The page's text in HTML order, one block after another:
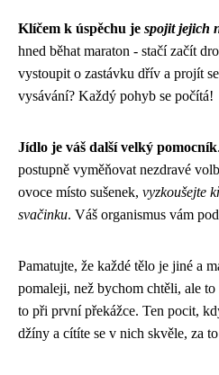
Klíčem k úspěchu je spojit jejich
hned běhat maraton - stačí začít
vystoupit o zastávku dřív a projít
vysávání? Každý pohyb se počítá!
Jídlo je váš další velký pomocník
postupně vyměňovat nezdravé
ovoce místo sušenek, vyzkoušejte
svačinku. Váš organismus vám
Pamatujte, že každé tělo je jiné a
pomaleji, než bychom chtěli, ale
to při první překážce. Ten pocit,
džíny a cítíte se v nich skvěle, za